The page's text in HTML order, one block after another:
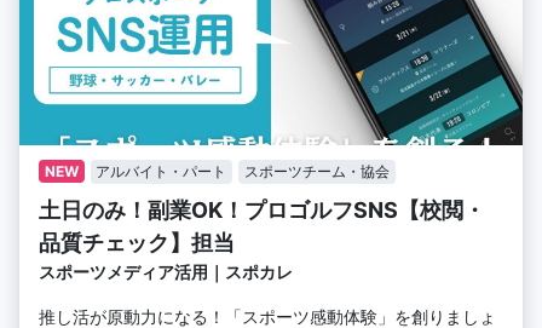
NEW アルバイト・パート スポーツチーム・協会
土日のみ！副業OK！プロゴルフSNS【校閲・
品質チェック】担当
スポーツメディア活用｜スポカレ
推し活が原動力になる！「スポーツ感動体験」を創りましょ